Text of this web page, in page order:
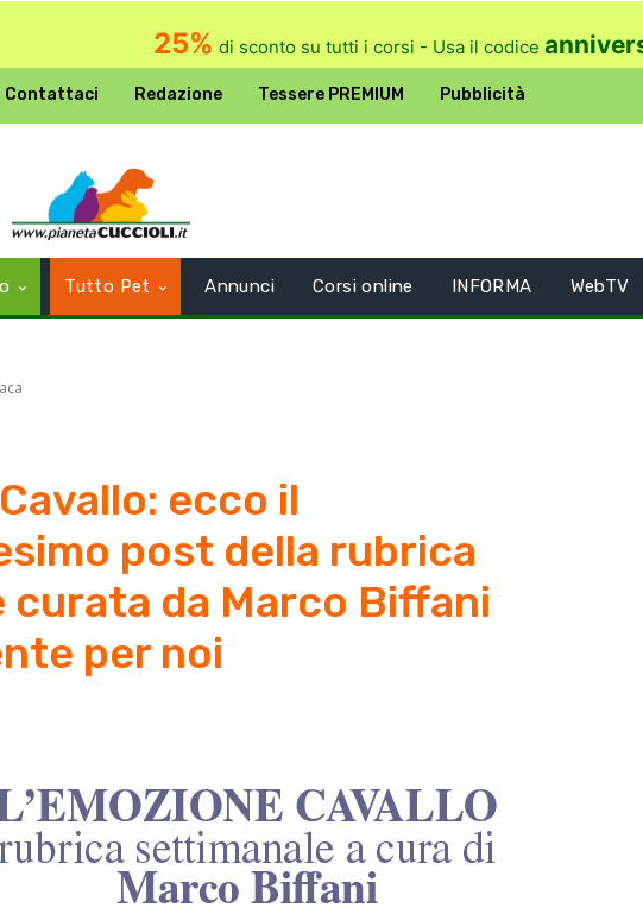
25% di sconto su tutti i corsi - Usa il codice
Contattaci Redazione Tessere PREMIUM Pubblicità
Tutto Pet Annunci Corsi online INFORMA WebTV
ecco il
post della rubrica
da Marco Biffani
per noi